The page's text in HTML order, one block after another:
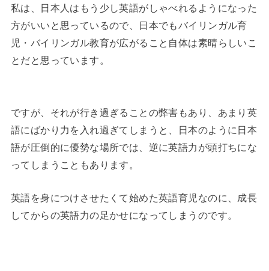
私は、日本人はもう少し英語がしゃべれるようになった
方がいいと思っているので、日本でもバイリンガル育
児・バイリンガル教育が広がること自体は素晴らしいこ
とだと思っています。
ですが、それが行き過ぎることの弊害もあり、あまり英
語にばかり力を入れ過ぎてしまうと、日本のように日本
語が圧倒的に優勢な場所では、逆に英語力が頭打ちにな
ってしまうこともあります。
英語を身につけさせたくて始めた英語育児なのに、成長
してからの英語力の足かせになってしまうのです。